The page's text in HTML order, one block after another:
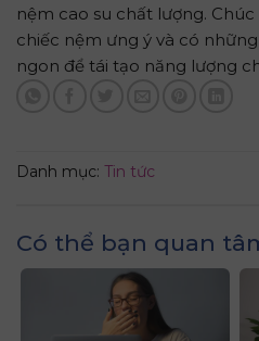
nệm cao su chất lượng.
chiếc nệm ưng ý và có
ngon để tái tạo năng lượng
Danh mục: Tin tức
Có thể bạn quan